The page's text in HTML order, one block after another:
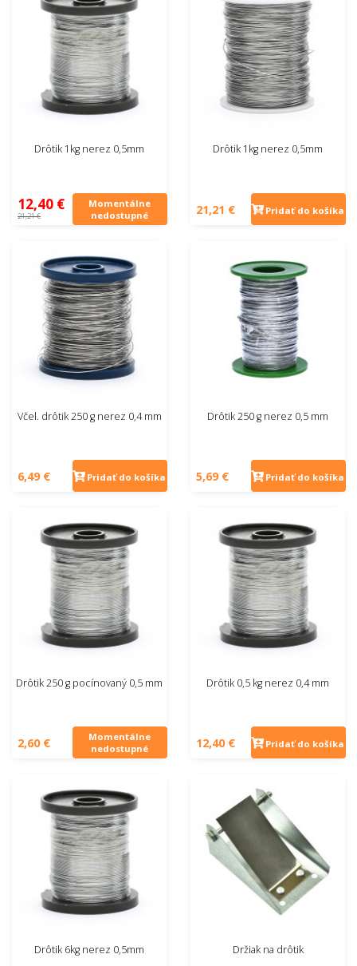
Drôtik 1kg nerez 0,5mm
12,40 €
21,21 €
Momentálne
nedostupné
Drôtik 1kg nerez 0,5mm
21,21 € Pridať do košíka
Včel. drôtik 250 g nerez 0,4 mm
6,49 € Pridať do košíka
Drôtik 250 g nerez 0,5 mm
5,69 € Pridať do košíka
Drôtik 250 g pocínovaný 0,5 mm
2,60 €
Momentálne
nedostupné
Drôtik 0,5 kg nerez 0,4 mm
12,40 € Pridať do košíka
Drôtik 6kg nerez 0,5mm Držiak na drôtik